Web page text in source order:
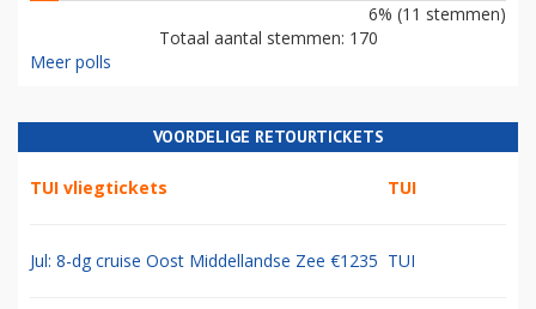
6% (11 stemmen)
Totaal aantal stemmen: 170
Meer polls
VOORDELIGE RETOURTICKETS
TUI vliegtickets TUI
Jul: 8-dg cruise Oost Middellandse Zee €1235 TUI